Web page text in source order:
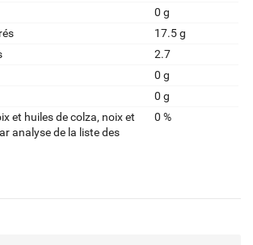
0 g
17.5 g
2.7
0 g
0 g
et huiles de colza‚ noix et
analyse de la liste des
0 %